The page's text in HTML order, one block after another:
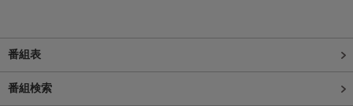
番組表
番組検索